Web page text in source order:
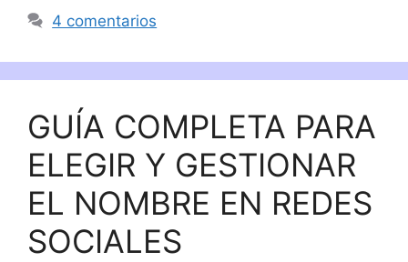
4 comentarios
GUÍA COMPLETA PARA
ELEGIR Y GESTIONAR
EL NOMBRE EN REDES
SOCIALES